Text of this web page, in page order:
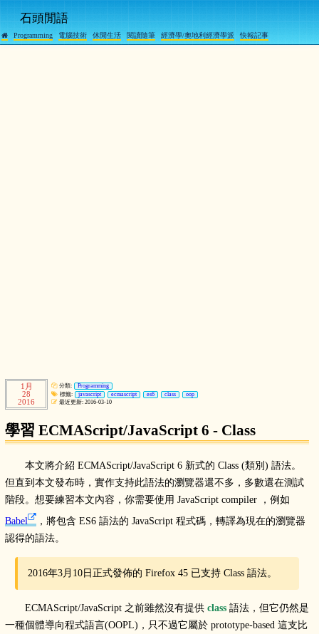
石頭閒語
 Programming 電腦技術 休閒生活 閱讀隨筆 經濟學/奧地利經濟學派 快報記事
1月
28
2016
分類:
Programming
標籤:
javascript ecmascript es6 class
oop
最近更新: 2016-03-10
學習 ECMAScript/JavaScript 6 - Class
本文將介紹 ECMAScript/JavaScript 6 新式的 Class (類別) 語法。
但直到本文發布時，實作支持此語法的瀏覽器還不多，多數還在測試
階段。想要練習本文內容，你需要使用 JavaScript compiler ，例如
Babel
，將包含 ES6 語法的 JavaScript 程式碼，轉譯為現在的瀏覽器
認得的語法。
2016年3月10日正式發佈的 Firefox 45 已支持 Class 語法。
ECMAScript/JavaScript 之前雖然沒有提供 class 語法，但它仍然是
一種個體導向程式語言(OOPL)，只不過它屬於 prototype-based 這支比